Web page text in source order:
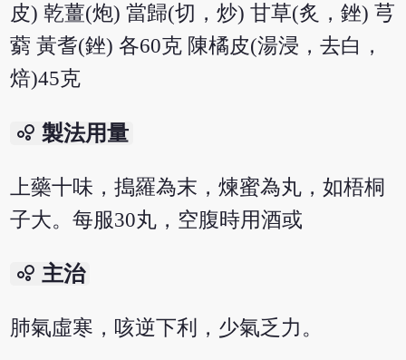
皮) 乾薑(炮) 當歸(切，炒) 甘草(炙，銼) 芎
藭 黃耆(銼) 各60克 陳橘皮(湯浸，去白，
焙)45克
bubble_chart 製法用量
上藥十味，搗羅為末，煉蜜為丸，如梧桐
子大。每服30丸，空腹時用酒或
bubble_chart 主治
肺氣虛寒，咳逆下利，少氣乏力。